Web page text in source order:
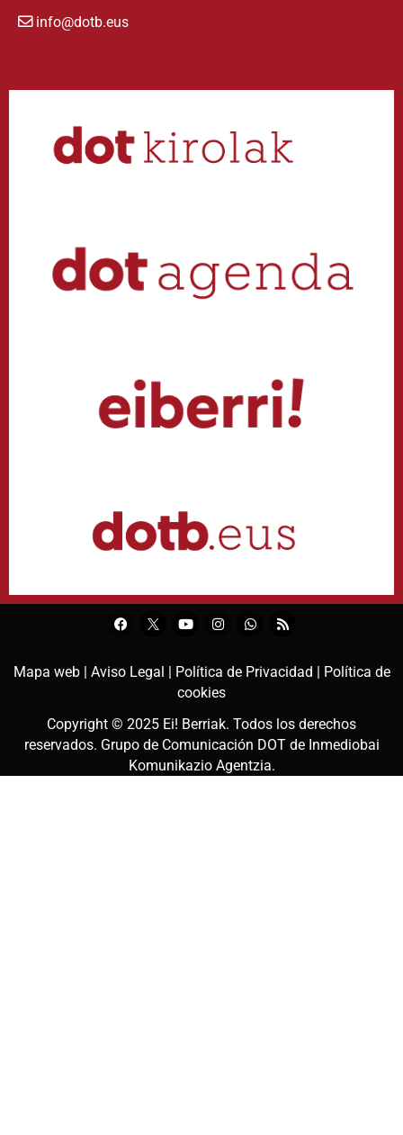
info@dotb.eus
Mapa web | Aviso Legal | Política de Privacidad |
Política de
cookies
Copyright © 2025 Ei! Berriak. Todos los derechos
reservados. Grupo de Comunicación DOT de Inmediobai
Komunikazio Agentzia.